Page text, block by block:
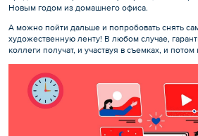
Новым годом из домашнего офиса.
А можно пойти дальше и попробовать снять
художественную ленту! В любом случае,
коллеги получат, и участвуя в съемках, и